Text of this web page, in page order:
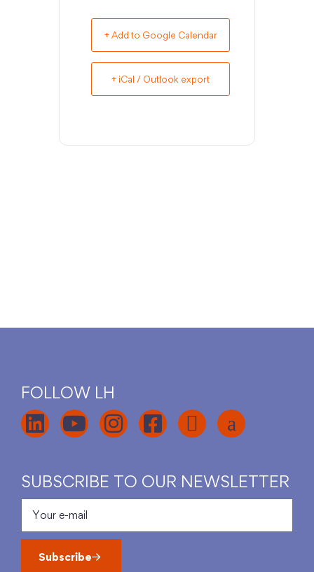
+ Add to Google Calendar
+ iCal / Outlook export
FOLLOW LH
SUBSCRIBE TO OUR NEWSLETTER
Subscribe